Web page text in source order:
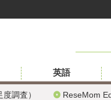
調査） ReseMom
英語